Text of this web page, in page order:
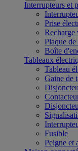
Interrupteurs et
Prise
Recharge
Plaque
Boîte
Tableaux
Tableau
Gaine de
Fusible
Peigne et